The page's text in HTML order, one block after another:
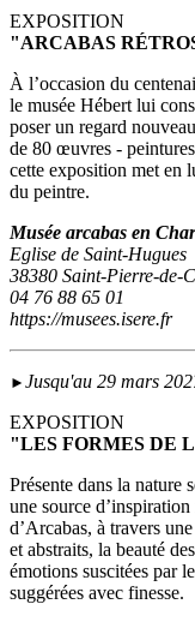
EXPOSITION
"ARCABAS
À l’occasion du
le musée Hébert lui
poser un regard
de 80 œuvres -
cette exposition met en
du peintre.
Musée arcabas en
Eglise de Saint-Hugues
38380 Saint-Pierre-de-
04 76 88 65 01
https://musees.isere.fr
► Jusqu'au 29 mars
EXPOSITION
"LES FORMES DE
Présente dans la nature
une source
d’Arcabas, à travers
et abstraits, la beauté
émotions suscitées par
suggérées avec finesse.